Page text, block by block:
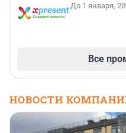
До 1 января,
Все
НОВОСТИ